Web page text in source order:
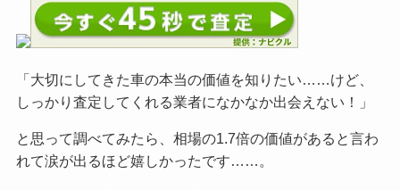
「大切にしてきた車の本当の価値を知りたい……けど、
しっかり査定してくれる業者になかなか出会えない！」
と思って調べてみたら、相場の1.7倍の価値があると言わ
れて涙が出るほど嬉しかったです……。